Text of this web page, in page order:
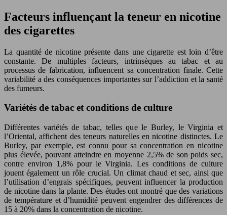
Facteurs influençant la teneur en nicotine
des cigarettes
La quantité de nicotine présente dans une cigarette est loin d’être
constante. De multiples facteurs, intrinsèques au tabac et au
processus de fabrication, influencent sa concentration finale. Cette
variabilité a des conséquences importantes sur l’addiction et la santé
des fumeurs.
Variétés de tabac et conditions de culture
Différentes variétés de tabac, telles que le Burley, le Virginia et
l’Oriental, affichent des teneurs naturelles en nicotine distinctes. Le
Burley, par exemple, est connu pour sa concentration en nicotine
plus élevée, pouvant atteindre en moyenne 2,5% de son poids sec,
contre environ 1,8% pour le Virginia. Les conditions de culture
jouent également un rôle crucial. Un climat chaud et sec, ainsi que
l’utilisation d’engrais spécifiques, peuvent influencer la production
de nicotine dans la plante. Des études ont montré que des variations
de température et d’humidité peuvent engendrer des différences de
15 à 20% dans la concentration de nicotine.